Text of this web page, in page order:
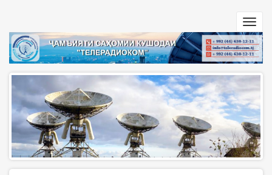
основному
содержанию